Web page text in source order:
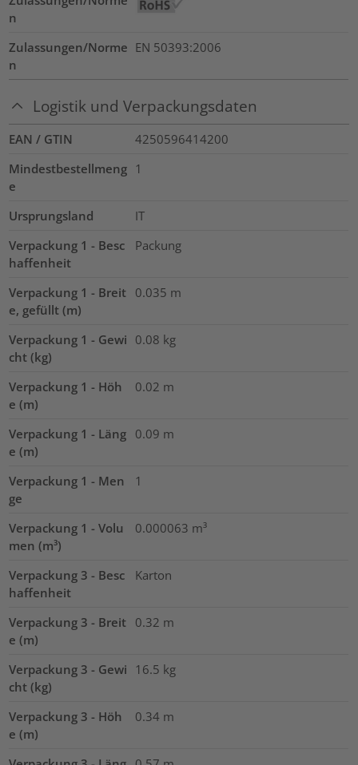
n
Zulassungen/Norme
n
EN 50393:2006
Logistik und Verpackungsdaten
EAN / GTIN
4250596414200
Mindestbestellmeng
e
1
Ursprungsland
IT
Verpackung 1 - Besc
haffenheit
Packung
Verpackung 1 - Breit
e, gefüllt (m)
0.035 m
Verpackung 1 - Gewi
cht (kg)
0.08 kg
Verpackung 1 - Höh
e (m)
0.02 m
Verpackung 1 - Läng
e (m)
0.09 m
Verpackung 1 - Men
ge
1
Verpackung 1 - Volu
men (m³)
0.000063 m³
Verpackung 3 - Besc
haffenheit
Karton
Verpackung 3 - Breit
e (m)
0.32 m
Verpackung 3 - Gewi
cht (kg)
16.5 kg
Verpackung 3 - Höh
e (m)
0.34 m